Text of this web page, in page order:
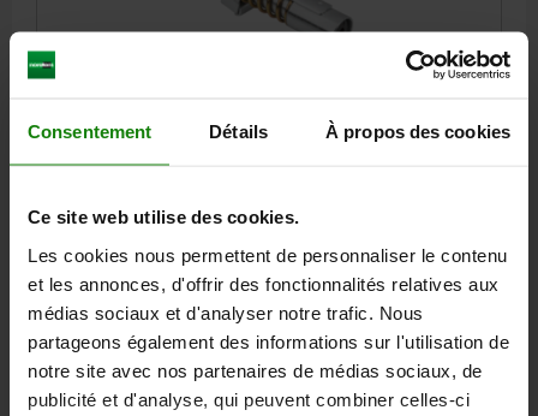
Consentement Détails À propos des cookies
Ce site web utilise des cookies.
Les cookies nous permettent de personnaliser le contenu
et les annonces, d'offrir des fonctionnalités relatives aux
médias sociaux et d'analyser notre trafic. Nous
partageons également des informations sur l'utilisation de
notre site avec nos partenaires de médias sociaux, de
publicité et d'analyse, qui peuvent combiner celles-ci
EMBOUT, EMBOUT DE PRÉCISION, ACCOUPLEMENT
ZINGUE
FILETAGE DE RACCORDEMENT=M10X1
CONVIENT POUR =POUR TOUS LES GRAISSEURS SELON
SPÉCIFICATION DIN
Référence:97990-15-310
40,39 €
hors TVA
DÉTAILS